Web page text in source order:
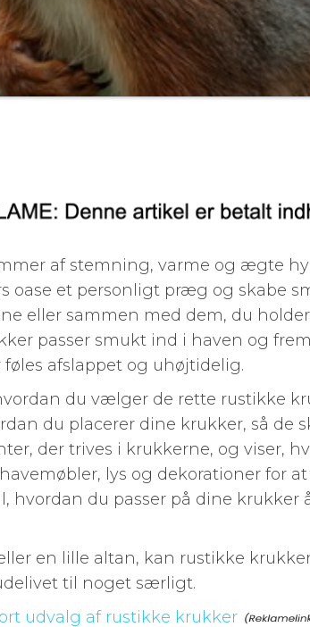
af stemning, varme og ægte
oase et personligt præg og skabe
eller sammen med dem, du
passer smukt ind i haven og
afslappet og uhøjtidelig.
du vælger de rette rustikke
du placerer dine krukker, så de
der trives i krukkerne, og viser,
lys og dekorationer for
hvordan du passer på dine krukker
en lille altan, kan rustikke
til noget særligt.
udvalg af rustikke krukker